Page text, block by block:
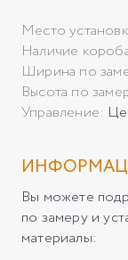
Место
Наличие
Ширина по
Высота по
Управление:
Вы можете
по замеру и
материалы: